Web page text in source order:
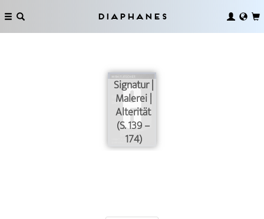
Diaphanes
Signatur |
Malerei |
Alterität
(S. 139 –
174)